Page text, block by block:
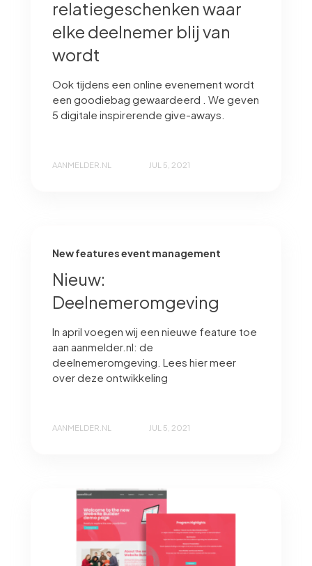
relatiegeschenken waar
elke deelnemer blij van
wordt
Ook tijdens een online evenement wordt
een goodiebag gewaardeerd . We geven
5 digitale inspirerende give-aways.
AANMELDER.NL JUL 5, 2021
New features event management
Nieuw:
Deelnemeromgeving
In april voegen wij een nieuwe feature toe
aan aanmelder.nl: de
deelnemeromgeving. Lees hier meer
over deze ontwikkeling
AANMELDER.NL JUL 5, 2021